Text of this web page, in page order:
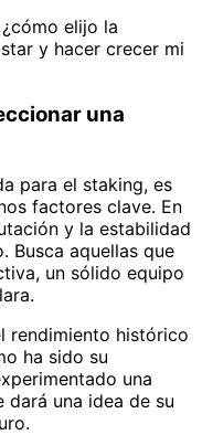
elijo la
y hacer crecer mi
una
para el staking, es
factores clave. En
y la estabilidad
Busca aquellas que
un sólido equipo
rendimiento histórico
ha sido su
una
una idea de su